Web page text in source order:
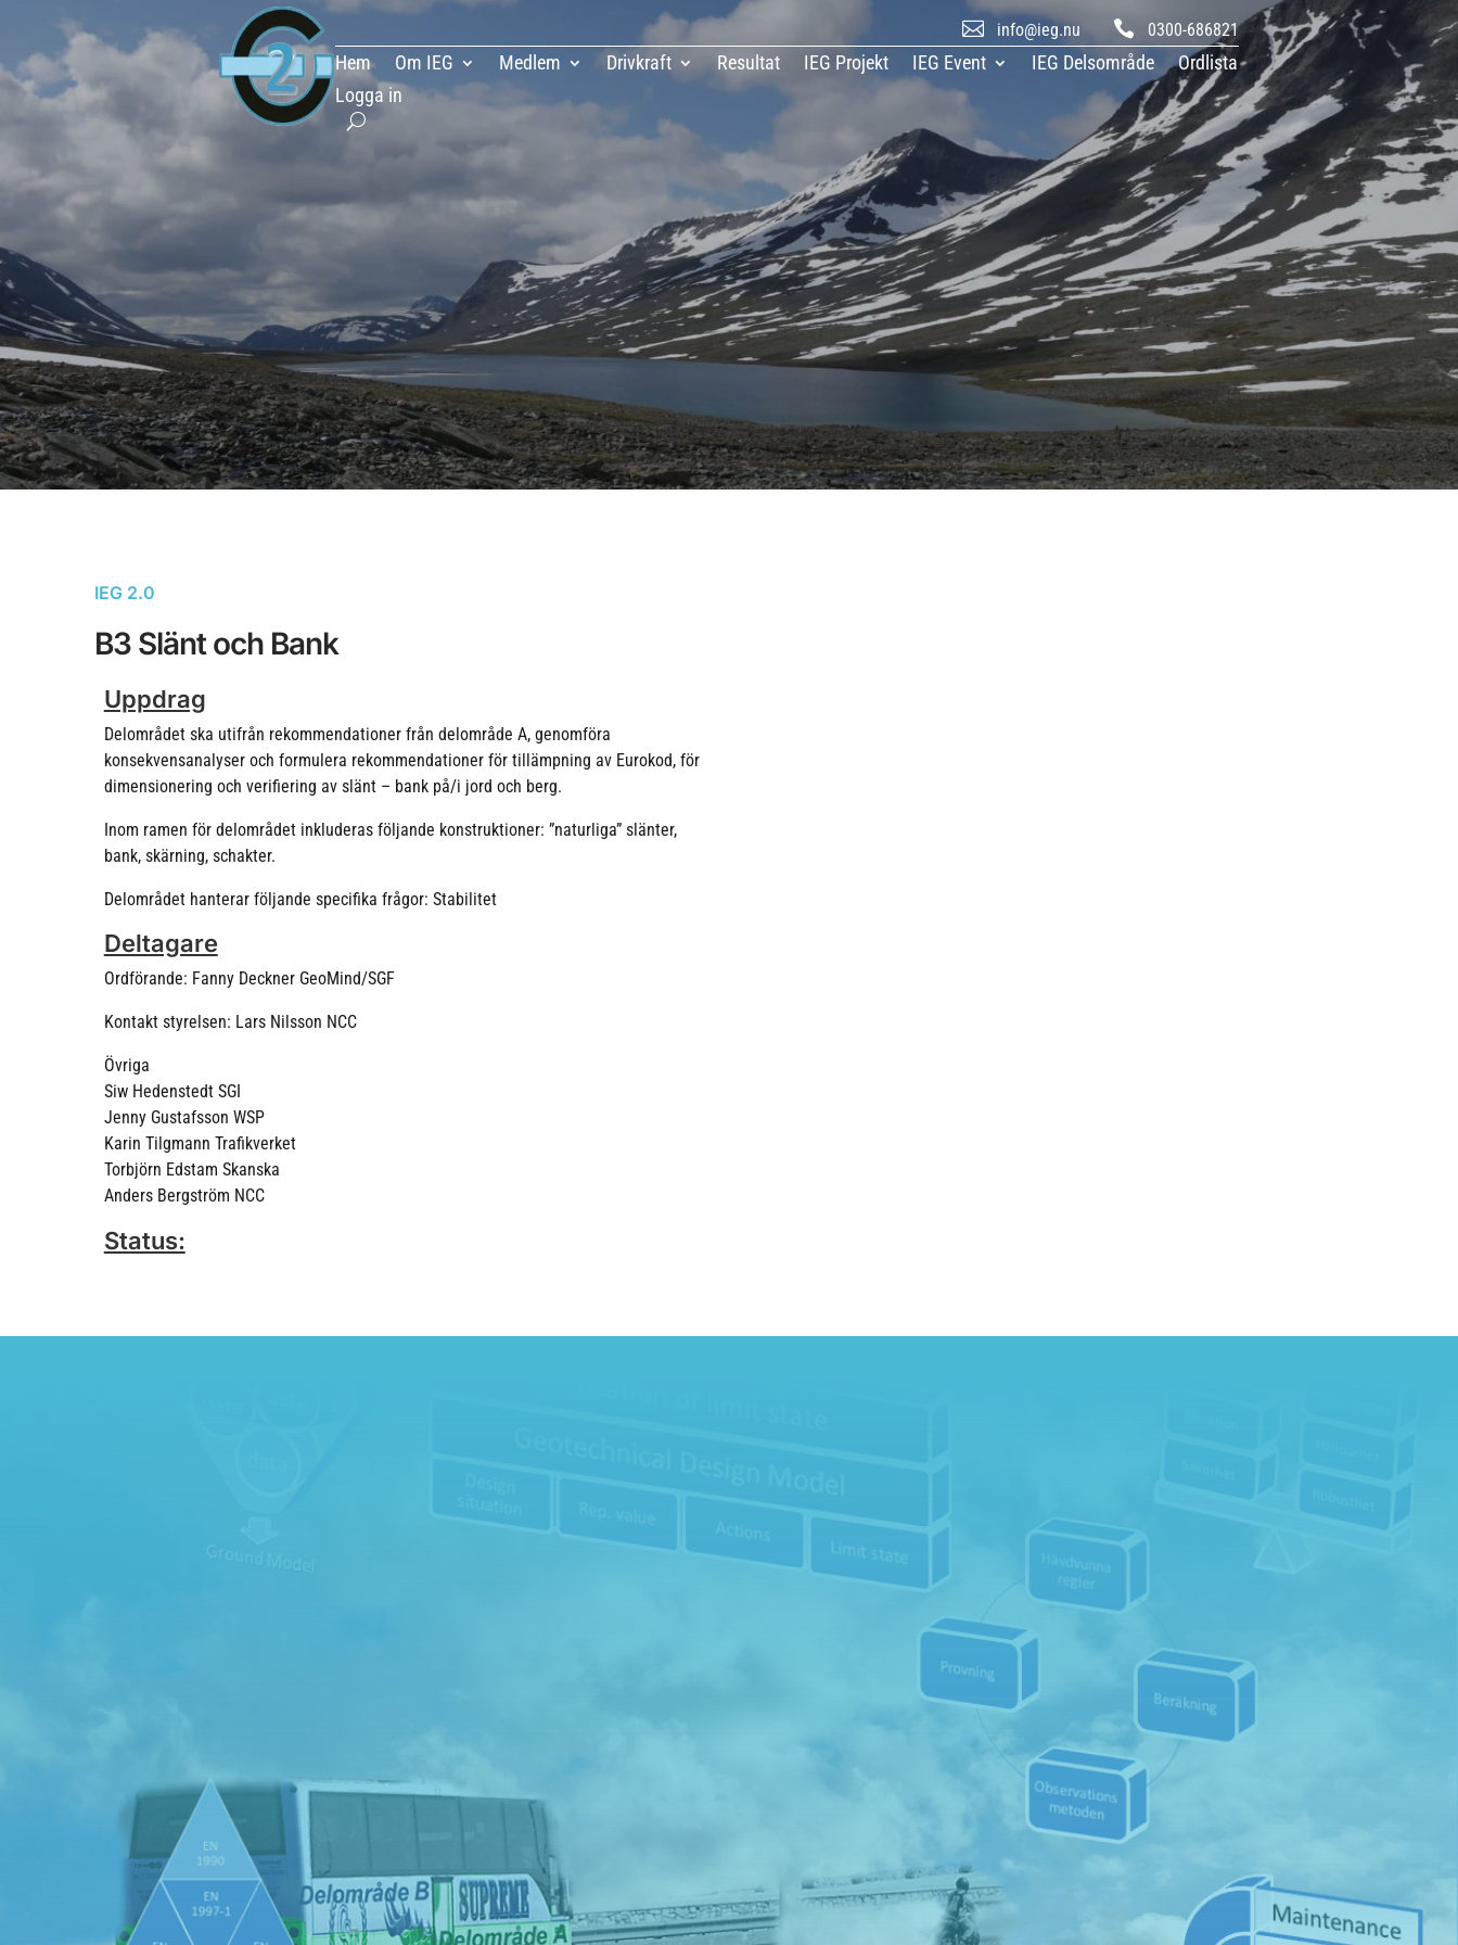
 info@ieg.nu  0300-686821
Hem Om IEG Medlem Drivkraft Resultat IEG Projekt IEG Event IEG Delsområde
Ordlista
Logga in
IEG 2.0
B3 Slänt och Bank
Uppdrag
Delområdet ska utifrån rekommendationer från delområde A, genomföra
konsekvensanalyser och formulera rekommendationer för tillämpning av Eurokod, för
dimensionering och verifiering av slänt – bank på/i jord och berg.
Inom ramen för delområdet inkluderas följande konstruktioner: ”naturliga” slänter,
bank, skärning, schakter.
Delområdet hanterar följande specifika frågor: Stabilitet
Deltagare
Ordförande: Fanny Deckner GeoMind/SGF
Kontakt styrelsen: Lars Nilsson NCC
Övriga
Siw Hedenstedt SGI
Jenny Gustafsson WSP
Karin Tilgmann Trafikverket
Torbjörn Edstam Skanska
Anders Bergström NCC
Status:

Telefon
0300-686821
Epost Adress
Kungsbacka